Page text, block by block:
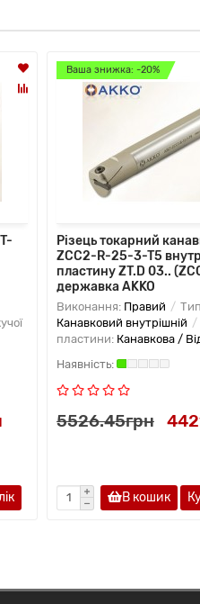
Ваша знижка: -20%
Різець токарний
ZCC2-R-25-3-T5
пластину ZT.D 03..
державка AKKO
Виконання: Правий
Канавковий внутрішній
пластини: Канавкова /
5526.45грн
В кошик